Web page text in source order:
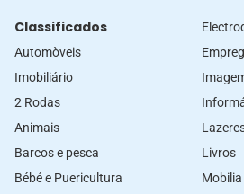
Classificados
Automòveis
Imobiliário
2 Rodas
Animais
Barcos e pesca
Bébé e Puericultura
Livros
Mobilia